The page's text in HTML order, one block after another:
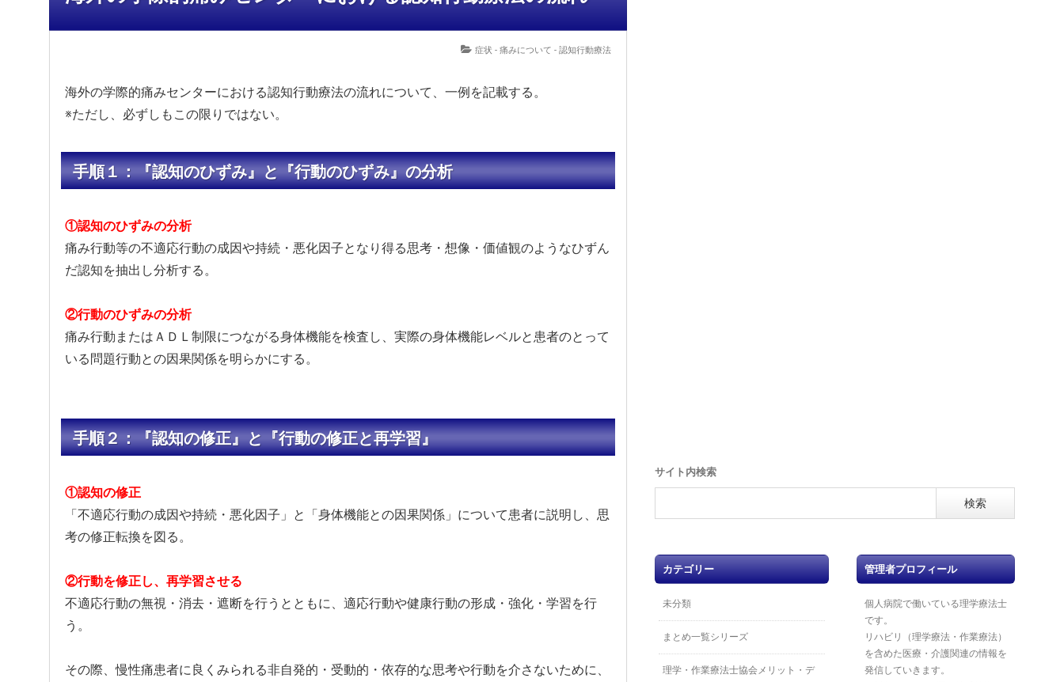
症状 - 痛みについて - 認知行動療法
海外の学際的痛みセンターにおける認知行動療法の流れについて、一例を記載する。
※ただし、必ずしもこの限りではない。
手順１：『認知のひずみ』と『行動のひずみ』の分析
①認知のひずみの分析
痛み行動等の不適応行動の成因や持続・悪化因子となり得る思考・想像・価値観のようなひずん
だ認知を抽出し分析する。
②行動のひずみの分析
痛み行動またはＡＤＬ制限につながる身体機能を検査し、実際の身体機能レベルと患者のとって
いる問題行動との因果関係を明らかにする。
手順２：『認知の修正』と『行動の修正と再学習』
①認知の修正
「不適応行動の成因や持続・悪化因子」と「身体機能との因果関係」について患者に説明し、思
考の修正転換を図る。
②行動を修正し、再学習させる
不適応行動の無視・消去・遮断を行うとともに、適応行動や健康行動の形成・強化・学習を行
う。
その際、慢性痛患者に良くみられる非自発的・受動的・依存的な思考や行動を介さないために、
サイト内検索
カテゴリー
未分類
まとめ一覧シリーズ
理学・作業療法士協会メリット・デ
管理者プロフィール
個人病院で働いている理学療法士
です。
リハビリ（理学療法・作業療法）
を含めた医療・介護関連の情報を
発信していきます。